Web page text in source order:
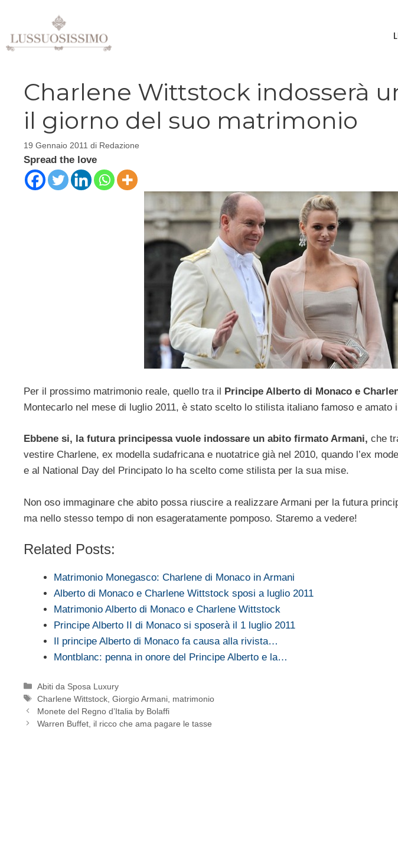
contenuto
Charlene Wittstock indosserà
il giorno del suo matrimonio
19 Gennaio 2011 di Redazione
Spread the love
Per il prossimo matrimonio reale, quello tra il Principe Alberto di Monaco e
Montecarlo nel mese di luglio 2011, è stato scelto lo stilista italiano famoso e amato
Ebbene si, la futura principessa vuole indossare un abito firmato Armani, che
vestire Charlene, ex modella sudafricana e nuotatrice già nel 2010, quando l’ex
e al National Day del Principato lo ha scelto come stilista per la sua mise.
Non oso immaginare che abito possa riuscire a realizzare Armani per la futura
ma nello stesso tempo di non esageratamente pomposo. Staremo a vedere!
Related Posts:
Matrimonio Monegasco: Charlene di Monaco in Armani
Alberto di Monaco e Charlene Wittstock sposi a luglio 2011
Matrimonio Alberto di Monaco e Charlene Wittstock
Principe Alberto II di Monaco si sposerà il 1 luglio 2011
Il principe Alberto di Monaco fa causa alla rivista…
Montblanc: penna in onore del Principe Alberto e la…
Categorie
Abiti da Sposa Luxury
Tag
Charlene Wittstock ,Giorgio Armani matrimonio
Monete del Regno d’Italia by Bolaffi
Warren Buffet, il ricco che ama pagare le tasse